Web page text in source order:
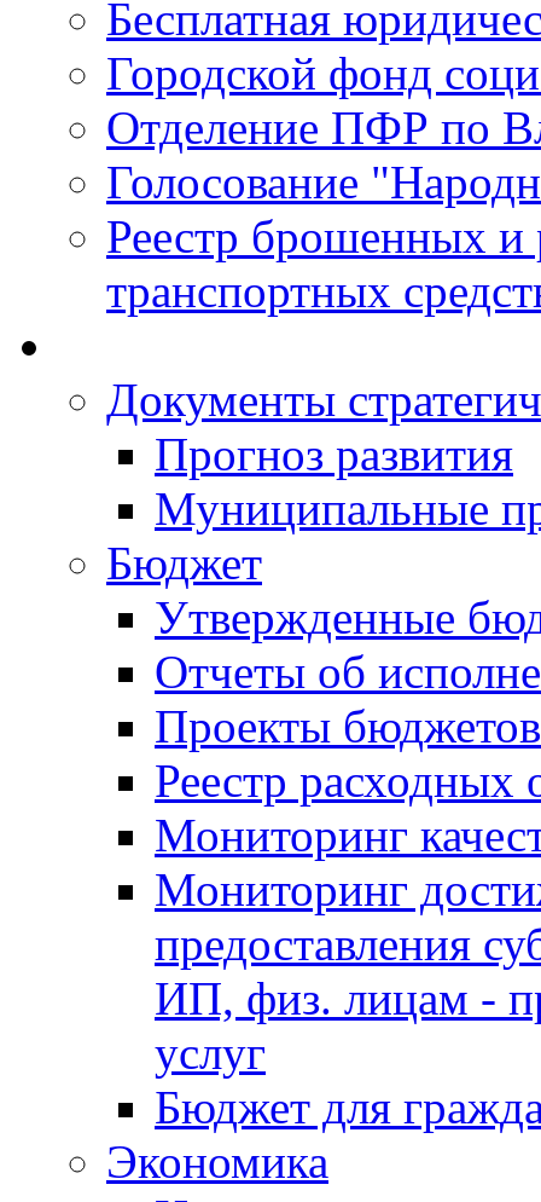
Бесплатная
Городской фонд
Отделение ПФР по
Голосование
Реестр брошенных и
транспортных
Документы
Прогноз развития
Муниципальные
Бюджет
Утвержденные
Отчеты об
Проекты бюджетов
Реестр расходных
Мониторинг
Мониторинг
предоставления
ИП, физ. лицам -
услуг
Бюджет для
Экономика